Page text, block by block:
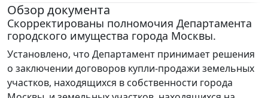
Обзор документа
Скорректированы полномочия Департамента
городского имущества города Москвы.
Установлено, что Департамент принимает решения
о заключении договоров купли-продажи земельных
участков, находящихся в собственности города